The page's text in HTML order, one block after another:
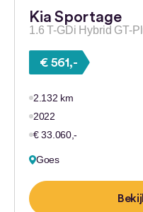
Kia Sportage
1.6 T-GDi Hybrid GT-
€ 561,-
2.132 km
2022
€ 33.060,-
Goes